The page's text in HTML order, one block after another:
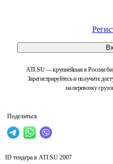
ATI.SU — крупнейшая в России
Зарегистрируйтесь и получите
на перевозку
Поделиться
ID тендера в ATI.SU 2007